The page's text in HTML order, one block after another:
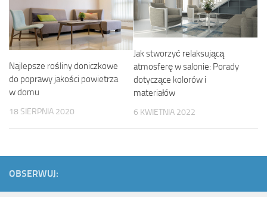
Najlepsze rośliny doniczkowe
do poprawy jakości powietrza
w domu
18 SIERPNIA 2020
Jak stworzyć relaksującą
atmosferę w salonie: Porady
dotyczące kolorów i
materiałów
6 KWIETNIA 2022
OBSERWUJ: